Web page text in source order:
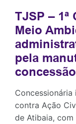
TJSP – 1ª
Meio
pela
concessão
contra Ação
de Atibaia,